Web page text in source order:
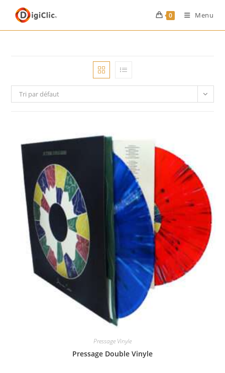
0 Menu
Tri par défaut
Pressage Vinyle
Pressage Double Vinyle